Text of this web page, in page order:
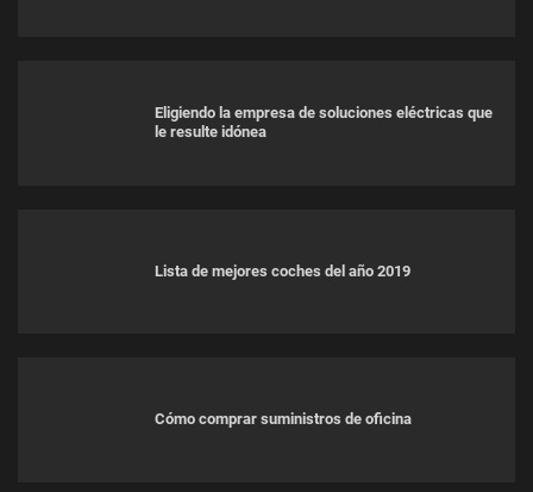
Eligiendo la empresa de soluciones eléctricas que
le resulte idónea
Lista de mejores coches del año 2019
Cómo comprar suministros de oficina